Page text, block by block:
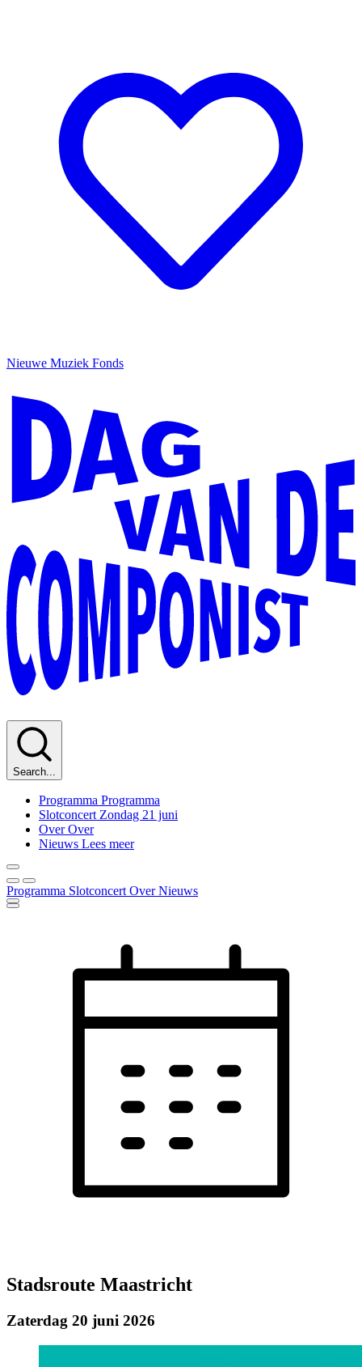
Nieuwe Muziek Fonds
Search...
Programma Programma
Slotconcert Zondag 21 juni
Over Over
Nieuws Lees meer
Programma Slotconcert OverNieuws
Stadsroute Maastricht
Zaterdag 20 juni 2026